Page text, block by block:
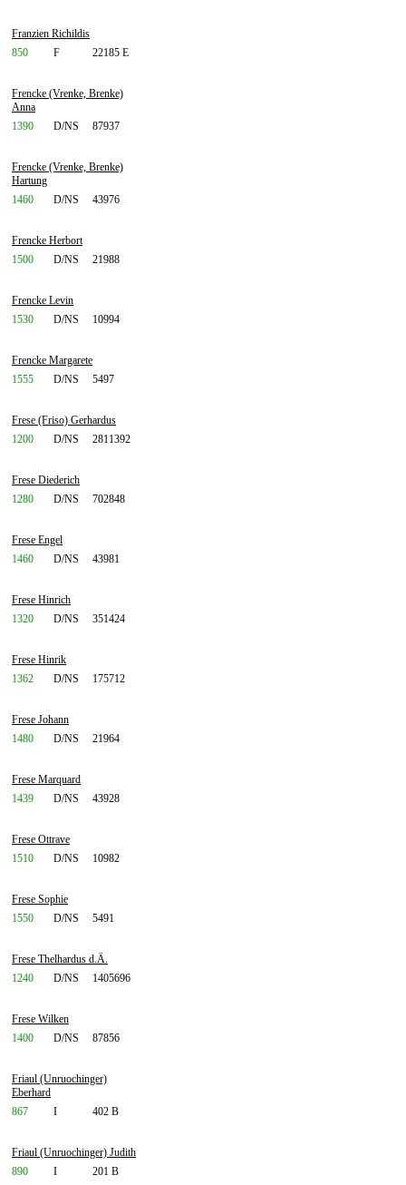
Franzien Richildis
850
F 22185 E
Frencke (Vrenke, Brenke)
Anna
1390
D/NS 87937
Frencke (Vrenke, Brenke)
Hartung
1460
D/NS 43976
Frencke Herbort
1500
D/NS 21988
Frencke Levin
1530
D/NS 10994
Frencke Margarete
1555
D/NS 5497
Frese (Friso) Gerhardus
1200
D/NS 2811392
Frese Diederich
1280
D/NS 702848
Frese Engel
1460
D/NS 43981
Frese Hinrich
1320
D/NS 351424
Frese Hinrik
1362
D/NS 175712
Frese Johann
1480
D/NS 21964
Frese Marquard
1439
D/NS 43928
Frese Ottrave
1510
D/NS 10982
Frese Sophie
1550
D/NS 5491
Frese Thelhardus d.Ä.
1240
D/NS 1405696
Frese Wilken
1400
D/NS 87856
Friaul (Unruochinger)
Eberhard
867
I 402 B
Friaul (Unruochinger) Judith
890
I 201 B